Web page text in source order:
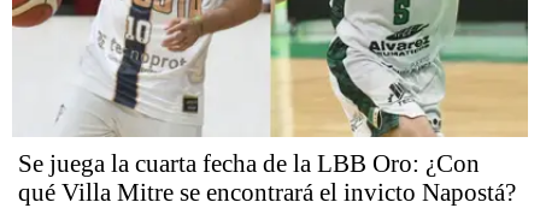
Se juega la cuarta fecha de la LBB Oro: ¿Con
qué Villa Mitre se encontrará el invicto Napostá?